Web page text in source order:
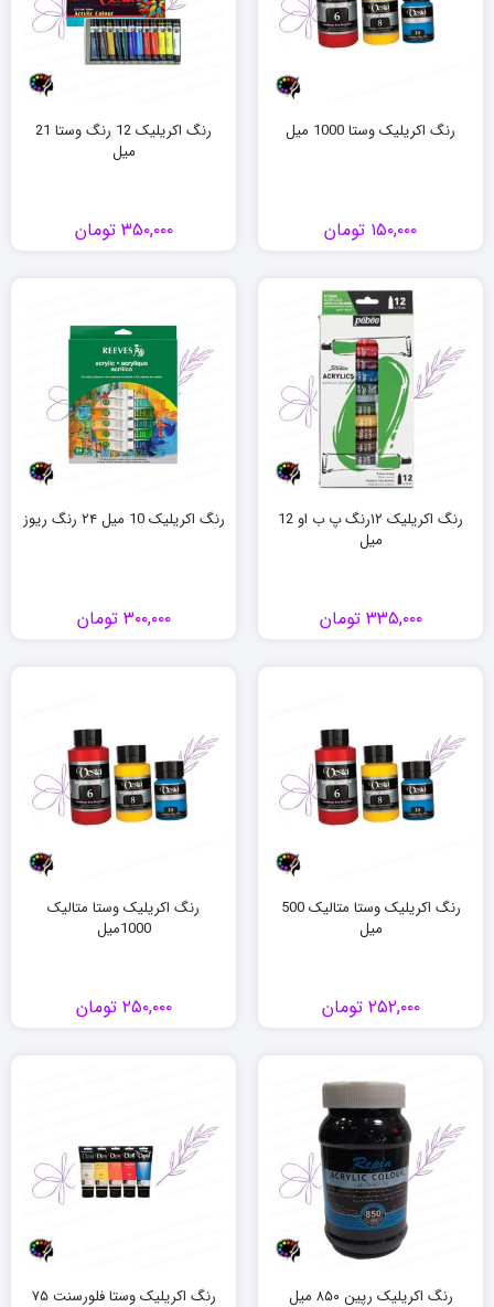
رنگ اکریلیک وستا 1000 میل
۱۵۰,۰۰۰ تومان
رنگ اکریلیک 12 رنگ وستا 21
میل
۳۵۰,۰۰۰ تومان
رنگ اکریلیک ۱۲رنگ پ ب او 12
میل
۳۳۵,۰۰۰ تومان
رنگ اکریلیک 10 میل ۲۴ رنگ ریوز
۳۰۰,۰۰۰ تومان
رنگ اکریلیک وستا متالیک 500
میل
۲۵۲,۰۰۰ تومان
رنگ اکریلیک وستا متالیک
1000میل
۲۵۰,۰۰۰ تومان
رنگ اکریلیک رپین ۸۵۰ میل
رنگ اکریلیک وستا فلورسنت ۷۵